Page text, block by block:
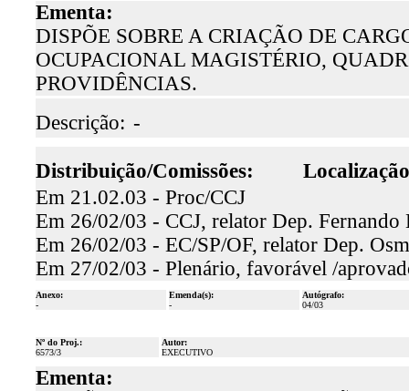
Ementa:
DISPÕE SOBRE A CRIAÇÃO DE
OCUPACIONAL MAGISTÉRIO,
PROVIDÊNCIAS.
Descrição: -
Distribuição/Comissões:
Em 21.02.03 - Proc/CCJ
Em 26/02/03 - CCJ, relator Dep.
Em 26/02/03 - EC/SP/OF, relator Dep.
Em 27/02/03 - Plenário, favorável /
Anexo:
-
Emenda(s):
-
Autógrafo:
04/03
Nº do Proj.:
6573/3
Autor:
EXECUTIVO
Ementa: